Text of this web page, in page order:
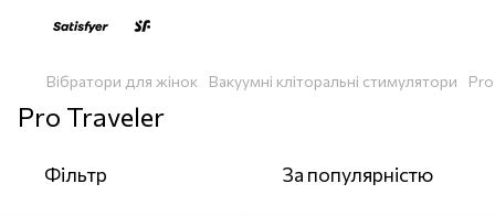
Вібратори для жінок Вакуумні кліторальні стимулятори
Pro Traveler
Фільтр За популярністю